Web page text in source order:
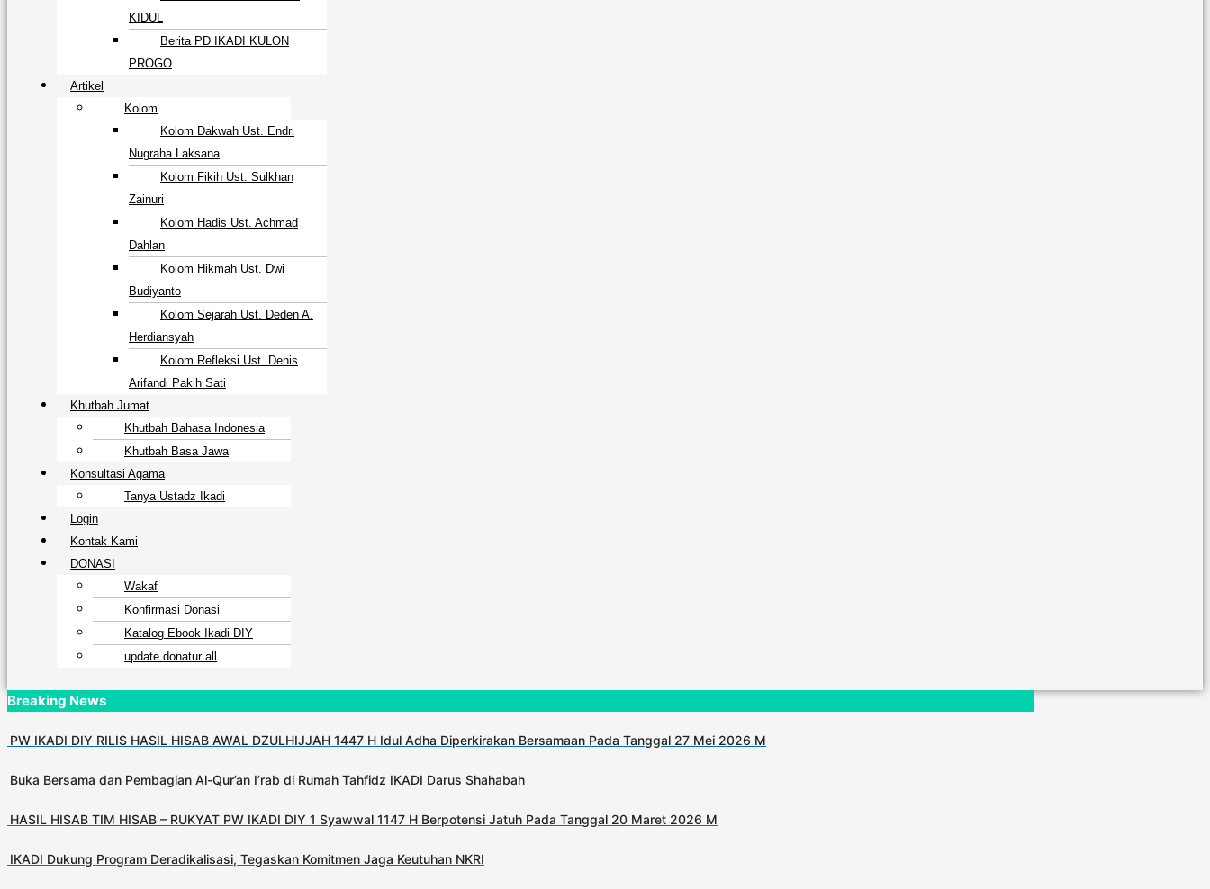
KIDUL
Berita PD IKADI KULON
PROGO
Artikel
Kolom
Kolom Dakwah Ust. Endri
Nugraha Laksana
Kolom Fikih Ust. Sulkhan
Zainuri
Kolom Hadis Ust. Achmad
Dahlan
Kolom Hikmah Ust. Dwi
Budiyanto
Kolom Sejarah Ust. Deden A.
Herdiansyah
Kolom Refleksi Ust. Denis
Arifandi Pakih Sati
Khutbah Jumat
Khutbah Bahasa Indonesia
Khutbah Basa Jawa
Konsultasi Agama
Tanya Ustadz Ikadi
Login
Kontak Kami
DONASI
Wakaf
Konfirmasi Donasi
Katalog Ebook Ikadi DIY
update donatur all
Breaking News
PW IKADI DIY RILIS HASIL HISAB AWAL DZULHIJJAH 1447 H Idul Adha Diperkirakan Bersamaan Pada Tanggal 27 Mei 2026 M
Buka Bersama dan Pembagian Al-Qur’an I’rab di Rumah Tahfidz IKADI Darus Shahabah
HASIL HISAB TIM HISAB – RUKYAT PW IKADI DIY 1 Syawwal 1147 H Berpotensi Jatuh Pada Tanggal 20 Maret 2026 M
IKADI Dukung Program Deradikalisasi, Tegaskan Komitmen Jaga Keutuhan NKRI